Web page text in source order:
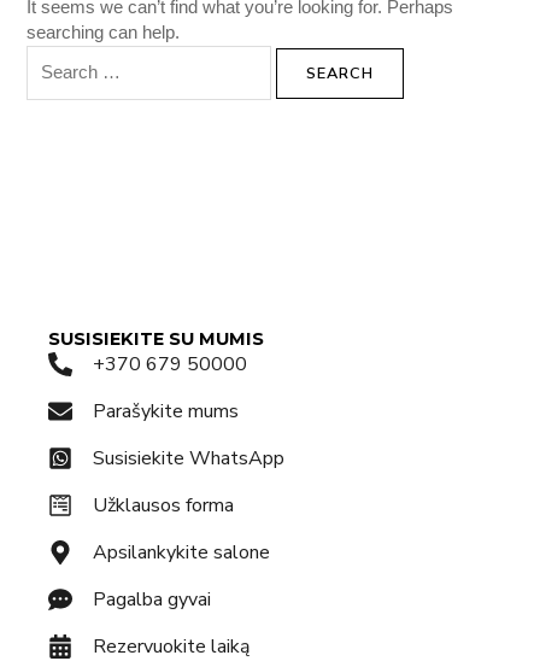
It seems we can’t find what you’re looking for. Perhaps
searching can help.
SUSISIEKITE SU MUMIS
+370 679 50000
Parašykite mums
Susisiekite WhatsApp
Užklausos forma
Apsilankykite salone
Pagalba gyvai
Rezervuokite laiką